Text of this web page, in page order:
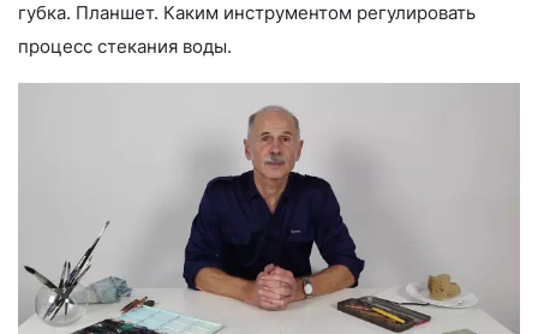
губка. Планшет. Каким инструментом регулировать
процесс стекания воды.